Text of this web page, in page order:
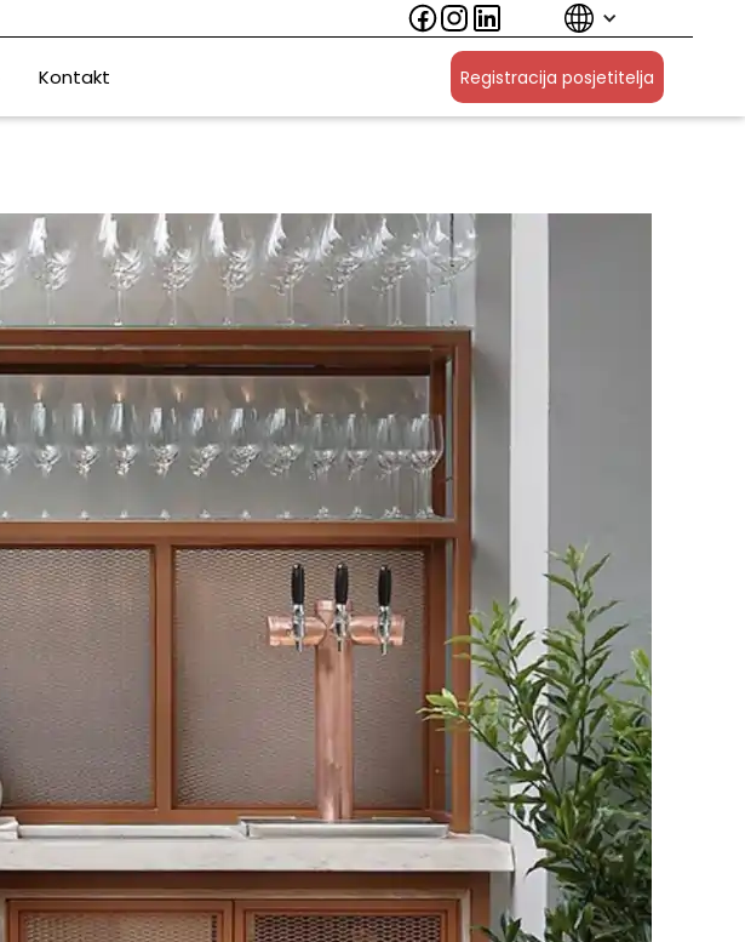
Kontakt Registracija posjetitelja